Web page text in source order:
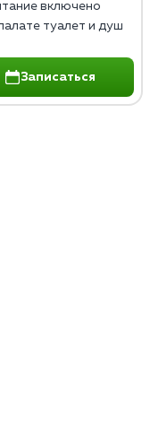
включено
туалет и душ
Записаться